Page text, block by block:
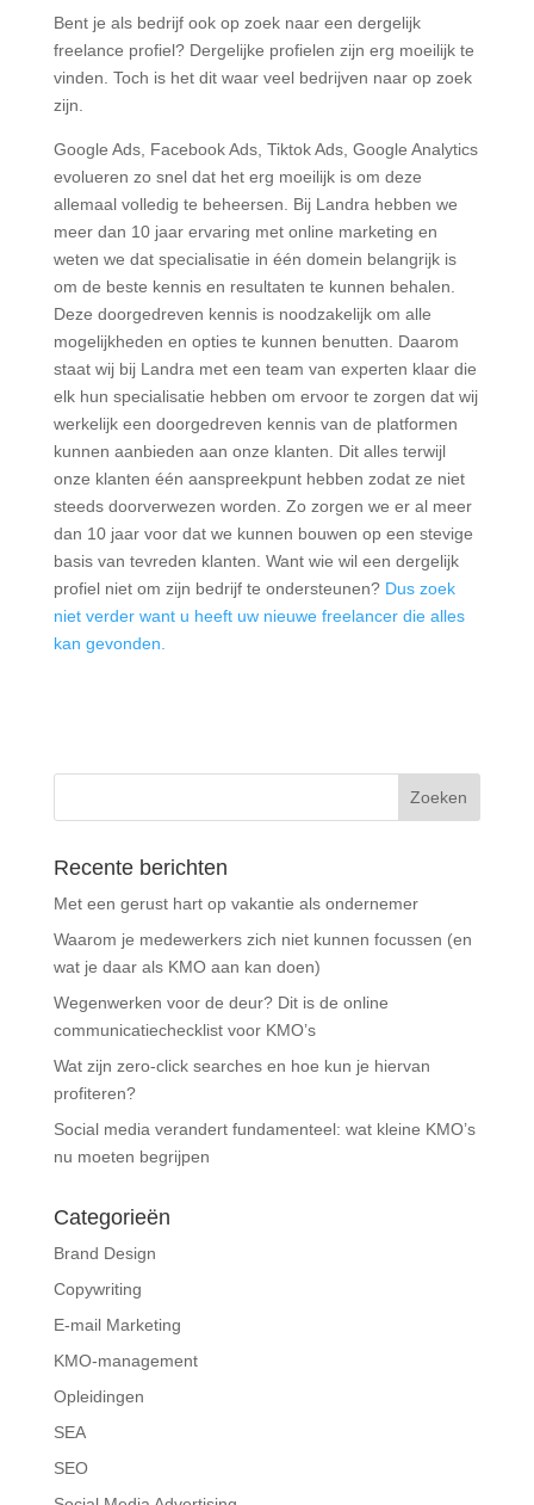
Bent je als bedrijf ook op zoek naar een dergelijk
freelance profiel? Dergelijke profielen zijn erg moeilijk te
vinden. Toch is het dit waar veel bedrijven naar op zoek
zijn.
Google Ads, Facebook Ads, Tiktok Ads, Google Analytics
evolueren zo snel dat het erg moeilijk is om deze
allemaal volledig te beheersen. Bij Landra hebben we
meer dan 10 jaar ervaring met online marketing en
weten we dat specialisatie in één domein belangrijk is
om de beste kennis en resultaten te kunnen behalen.
Deze doorgedreven kennis is noodzakelijk om alle
mogelijkheden en opties te kunnen benutten. Daarom
staat wij bij Landra met een team van experten klaar die
elk hun specialisatie hebben om ervoor te zorgen dat wij
werkelijk een doorgedreven kennis van de platformen
kunnen aanbieden aan onze klanten. Dit alles terwijl
onze klanten één aanspreekpunt hebben zodat ze niet
steeds doorverwezen worden. Zo zorgen we er al meer
dan 10 jaar voor dat we kunnen bouwen op een stevige
basis van tevreden klanten. Want wie wil een dergelijk
profiel niet om zijn bedrijf te ondersteunen? Dus zoek
niet verder want u heeft uw nieuwe freelancer die alles
kan gevonden.
Recente berichten
Met een gerust hart op vakantie als ondernemer
Waarom je medewerkers zich niet kunnen focussen (en
wat je daar als KMO aan kan doen)
Wegenwerken voor de deur? Dit is de online
communicatiechecklist voor KMO’s
Wat zijn zero-click searches en hoe kun je hiervan
profiteren?
Social media verandert fundamenteel: wat kleine KMO’s
nu moeten begrijpen
Categorieën
Brand Design
Copywriting
E-mail Marketing
KMO-management
Opleidingen
SEA
SEO